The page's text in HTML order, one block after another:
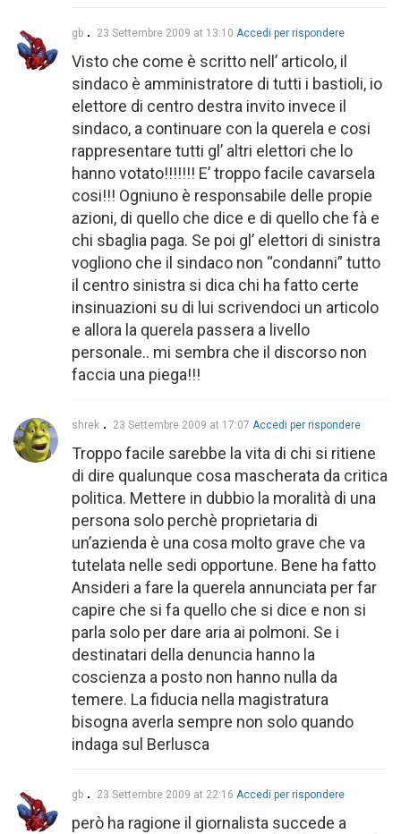
gb 23 Settembre 2009 at 13:10 Accedi per rispondere
Visto che come è scritto nell’ articolo, il
sindaco è amministratore di tutti i bastioli, io
elettore di centro destra invito invece il
sindaco, a continuare con la querela e cosi
rappresentare tutti gl’ altri elettori che lo
hanno votato!!!!!!! E’ troppo facile cavarsela
cosi!!! Ogniuno è responsabile delle propie
azioni, di quello che dice e di quello che fà e
chi sbaglia paga. Se poi gl’ elettori di sinistra
vogliono che il sindaco non “condanni” tutto
il centro sinistra si dica chi ha fatto certe
insinuazioni su di lui scrivendoci un articolo
e allora la querela passera a livello
personale.. mi sembra che il discorso non
faccia una piega!!!
shrek 23 Settembre 2009 at 17:07 Accedi per rispondere
Troppo facile sarebbe la vita di chi si ritiene
di dire qualunque cosa mascherata da critica
politica. Mettere in dubbio la moralità di una
persona solo perchè proprietaria di
un’azienda è una cosa molto grave che va
tutelata nelle sedi opportune. Bene ha fatto
Ansideri a fare la querela annunciata per far
capire che si fa quello che si dice e non si
parla solo per dare aria ai polmoni. Se i
destinatari della denuncia hanno la
coscienza a posto non hanno nulla da
temere. La fiducia nella magistratura
bisogna averla sempre non solo quando
indaga sul Berlusca
gb 23 Settembre 2009 at 22:16 Accedi per rispondere
però ha ragione il giornalista succede a